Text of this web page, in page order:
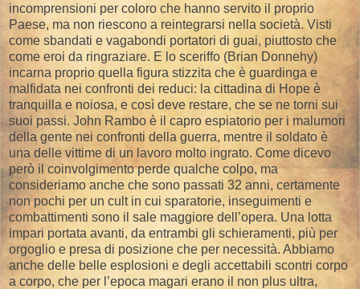
incomprensioni per coloro che hanno servito il proprio
Paese, ma non riescono a reintegrarsi nella società. Visti
come sbandati e vagabondi portatori di guai, piuttosto che
come eroi da ringraziare. E lo sceriffo (Brian Donnehy)
incarna proprio quella figura stizzita che è guardinga e
malfidata nei confronti dei reduci: la cittadina di Hope è
tranquilla e noiosa, e così deve restare, che se ne torni sui
suoi passi. John Rambo è il capro espiatorio per i malumori
della gente nei confronti della guerra, mentre il soldato è
una delle vittime di un lavoro molto ingrato. Come dicevo
però il coinvolgimento perde qualche colpo, ma
consideriamo anche che sono passati 32 anni, certamente
non pochi per un cult in cui sparatorie, inseguimenti e
combattimenti sono il sale maggiore dell’opera. Una lotta
impari portata avanti, da entrambi gli schieramenti, più per
orgoglio e presa di posizione che per necessità. Abbiamo
anche delle belle esplosioni e degli accettabili scontri corpo
a corpo, che per l’epoca magari erano il non plus ultra,